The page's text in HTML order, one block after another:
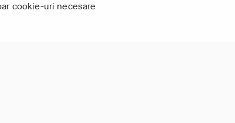
cookie-uri necesare
FOCUS+